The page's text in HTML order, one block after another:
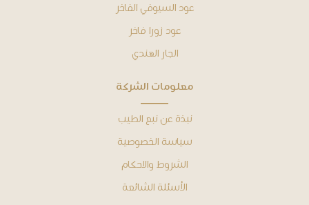
عود السيوفي الفاخر
عود زورا فاخر
الجار الهندي
ﻣﻌﻠﻮﻣﺎﺕ ﺍﻟﺸﺮﻛﺔ
ﻧﺒﺬﺓ ﻋﻦ نبع الطيب
ﺳﻴﺎﺳﺔ ﺍﻟﺨﺼﻮﺻﻴﺔ
ﺍﻟﺸﺮﻭﻁ ﻭﺍﻻﺣﻜﺎﻡ
ﺍﻷﺳﺌﻠﺔ ﺍﻟﺸﺎﺋﻌﺔ